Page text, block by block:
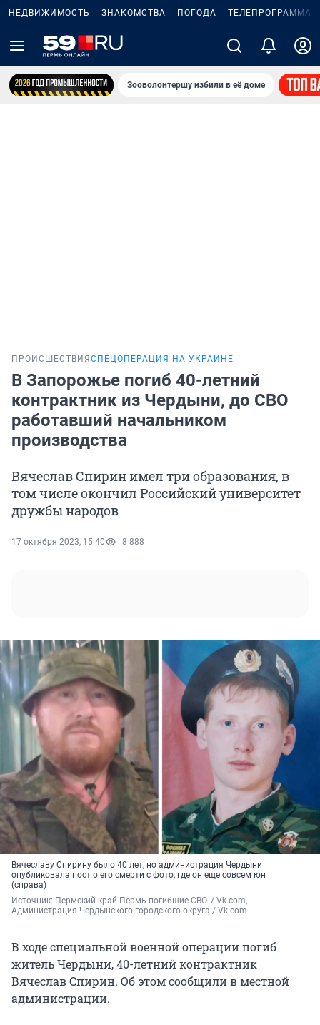
НЕДВИЖИМОСТЬ ЗНАКОМСТВА ПОГОДА ТЕЛЕПРОГРАММА
Зооволонтершу избили в её доме
ПРОИСШЕСТВИЯ СПЕЦОПЕРАЦИЯ НА УКРАИНЕ
В Запорожье погиб 40-летний
контрактник из Чердыни, до СВО
работавший начальником
производства
Вячеслав Спирин имел три образования, в
том числе окончил Российский университет
дружбы народов
17 октября 2023, 15:40 8 888
Вячеславу Спирину было 40 лет, но администрация Чердыни
опубликовала пост о его смерти с фото, где он еще совсем юн
(справа)
Источник: Пермский край Пермь погибшие СВО. / Vk.com,
Администрация Чердынского городского округа / Vk.com
В ходе специальной военной операции погиб
житель Чердыни, 40-летний контрактник
Вячеслав Спирин. Об этом сообщили в местной
администрации.